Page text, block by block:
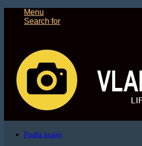
Menu
Search for
Podľa krajín